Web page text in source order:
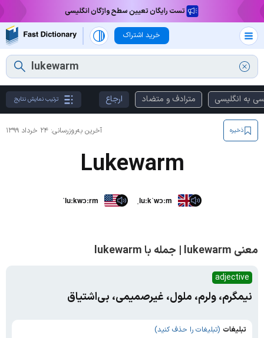
تست رایگان تعیین سطح واژگان انگلیسی
خرید اشتراک
به انگلیسی مترادف و متضاد ارجاع ترتیب نمایش نتایج
آخرین به‌روزرسانی: ۲۴ خرداد ۱۳۹۹ ذخیره
Lukewarm
ˈluːkwɔːrm ˌluːkˈwɔːm
معنی lukewarm | جمله با lukewarm
adjective
نیمگرم، ولرم، ملول، غیرصمیمی، بی‌اشتیاق
تبلیغات (تبلیغات را حذف کنید)